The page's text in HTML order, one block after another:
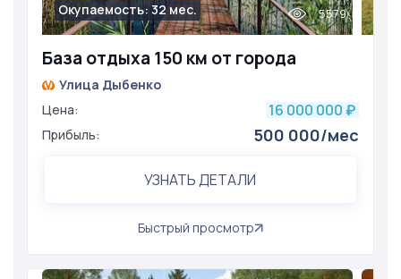
База отдыха 150 км от города
Окупаемость: 32 мес. 5579
Улица Дыбенко
Цена:
16 000 000 ₽
Прибыль: 500 000/мес
УЗНАТЬ ДЕТАЛИ
Быстрый просмотр